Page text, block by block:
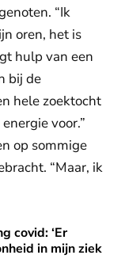
“Ik
oren, het is
hulp van een
bij de
hele zoektocht
voor.”
op sommige
“Maar, ik
covid: ‘Er
in mijn ziek
zich een